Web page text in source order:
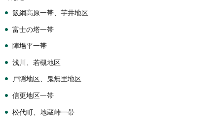
飯綱高原一帯、芋井地区
富士の塔一帯
陣場平一帯
浅川、若槻地区
戸隠地区、鬼無里地区
信更地区一帯
松代町、地蔵峠一帯